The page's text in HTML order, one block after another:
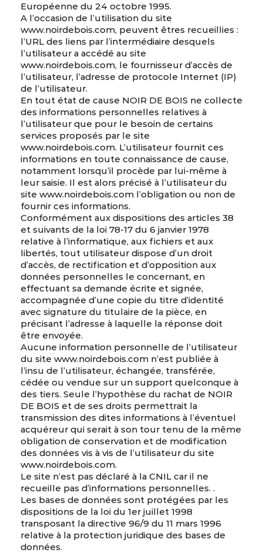
Européenne du 24 octobre 1995.
A l’occasion de l’utilisation du site
www.noirdebois.com, peuvent êtres recueillies :
l’URL des liens par l’intermédiaire desquels
l’utilisateur a accédé au site
www.noirdebois.com, le fournisseur d’accès de
l’utilisateur, l’adresse de protocole Internet (IP)
de l’utilisateur.
En tout état de cause NOIR DE BOIS ne collecte
des informations personnelles relatives à
l’utilisateur que pour le besoin de certains
services proposés par le site
www.noirdebois.com. L’utilisateur fournit ces
informations en toute connaissance de cause,
notamment lorsqu’il procède par lui-même à
leur saisie. Il est alors précisé à l’utilisateur du
site www.noirdebois.com l’obligation ou non de
fournir ces informations.
Conformément aux dispositions des articles 38
et suivants de la loi 78-17 du 6 janvier 1978
relative à l’informatique, aux fichiers et aux
libertés, tout utilisateur dispose d’un droit
d’accès, de rectification et d’opposition aux
données personnelles le concernant, en
effectuant sa demande écrite et signée,
accompagnée d’une copie du titre d’identité
avec signature du titulaire de la pièce, en
précisant l’adresse à laquelle la réponse doit
être envoyée.
Aucune information personnelle de l’utilisateur
du site www.noirdebois.com n’est publiée à
l’insu de l’utilisateur, échangée, transférée,
cédée ou vendue sur un support quelconque à
des tiers. Seule l’hypothèse du rachat de NOIR
DE BOIS et de ses droits permettrait la
transmission des dites informations à l’éventuel
acquéreur qui serait à son tour tenu de la même
obligation de conservation et de modification
des données vis à vis de l’utilisateur du site
www.noirdebois.com.
Le site n’est pas déclaré à la CNIL car il ne
recueille pas d’informations personnelles. .
Les bases de données sont protégées par les
dispositions de la loi du 1er juillet 1998
transposant la directive 96/9 du 11 mars 1996
relative à la protection juridique des bases de
données.